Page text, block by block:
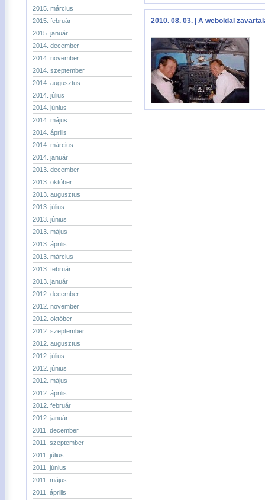
2015. március
2015. február
2015. január
2014. december
2014. november
2014. szeptember
2014. augusztus
2014. július
2014. június
2014. május
2014. április
2014. március
2014. január
2013. december
2013. október
2013. augusztus
2013. július
2013. június
2013. május
2013. április
2013. március
2013. február
2013. január
2012. december
2012. november
2012. október
2012. szeptember
2012. augusztus
2012. július
2012. június
2012. május
2012. április
2012. február
2012. január
2011. december
2011. szeptember
2011. július
2011. június
2011. május
2011. április
2010. 08. 03. | A weboldal